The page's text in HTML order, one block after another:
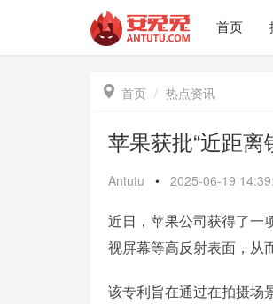
首页
 首页 热点资讯
苹果获批“近距
Antutu • 2025-06-19
近日，苹果公司获得了一
视屏幕等高反射表面，从
该专利旨在通过在拍摄场